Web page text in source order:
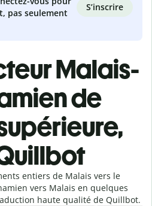
pas seulement
S’inscrire
Malais-
de
entiers de Malais vers le
vers Malais en quelques
haute qualité de Quillbot.